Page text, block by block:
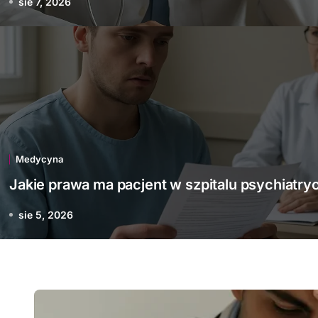
Medycyna
Jakie prawa ma pacjent w szpitalu
sie 5, 2026
Medycyna
ma pacjent w
psychiatrycznym
sie 5, 2026